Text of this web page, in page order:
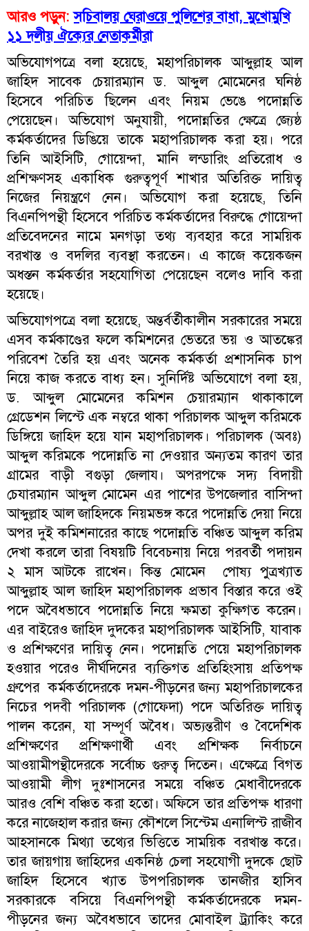
আরও পড়ুন: সচিবালয় ঘেরাওয়ে পুলিশের বাধা, মুখোমুখি
১১ দলীয় ঐক্যের নেতাকর্মীরা
অভিযোগপত্রে বলা হয়েছে, মহাপরিচালক আব্দুল্লাহ আল
জাহিদ সাবেক চেয়ারম্যান ড. আব্দুল মোমেনের ঘনিষ্ঠ
হিসেবে পরিচিত ছিলেন এবং নিয়ম ভেঙে পদোন্নতি
পেয়েছেন। অভিযোগ অনুযায়ী, পদোন্নতির ক্ষেত্রে জ্যেষ্ঠ
কর্মকর্তাদের ডিঙিয়ে তাকে মহাপরিচালক করা হয়। পরে
তিনি আইসিটি, গোয়েন্দা, মানি লন্ডারিং প্রতিরোধ ও
প্রশিক্ষণসহ একাধিক গুরুত্বপূর্ণ শাখার অতিরিক্ত দায়িত্ব
নিজের নিয়ন্ত্রণে নেন। অভিযোগ করা হয়েছে, তিনি
বিএনপিপন্থী হিসেবে পরিচিত কর্মকর্তাদের বিরুদ্ধে গোয়েন্দা
প্রতিবেদনের নামে মনগড়া তথ্য ব্যবহার করে সাময়িক
বরখাস্ত ও বদলির ব্যবস্থা করতেন। এ কাজে কয়েকজন
অধস্তন কর্মকর্তার সহযোগিতা পেয়েছেন বলেও দাবি করা
হয়েছে।
অভিযোগপত্রে বলা হয়েছে, অন্তর্বর্তীকালীন সরকারের সময়ে
এসব কর্মকাণ্ডের ফলে কমিশনের ভেতরে ভয় ও আতঙ্কের
পরিবেশ তৈরি হয় এবং অনেক কর্মকর্তা প্রশাসনিক চাপ
নিয়ে কাজ করতে বাধ্য হন। সুনির্দিষ্ট অভিযোগে বলা হয়,
ড. আব্দুল মোমেনের কমিশন চেয়ারম্যান থাকাকালে
গ্রেডেশন লিস্টে এক নম্বরে থাকা পরিচালক আব্দুল করিমকে
ডিঙ্গিয়ে জাহিদ হয়ে যান মহাপরিচালক। পরিচালক (অবঃ)
আব্দুল করিমকে পদোন্নতি না দেওয়ার অন্যতম কারণ তার
গ্রামের বাড়ী বগুড়া জেলায। অপরপক্ষে সদ্য বিদায়ী
চেযারম্যান আব্দুল মোমেন এর পাশের উপজেলার বাসিন্দা
আব্দুল্লাহ আল জাহিদকে নিয়মভঙ্গ করে পদোন্নতি দেয়া নিয়ে
অপর দুই কমিশনারের কাছে পদোন্নতি বঞ্চিত আব্দুল করিম
দেখা করলে তারা বিষয়টি বিবেচনায় নিয়ে পরবর্তী পদায়ন
২ মাস আটকে রাখেন। কিন্ত মোমেন পোষ্য পুত্রখ্যাত
আব্দুল্লাহ আল জাহিদ মহাপরিচালক প্রভাব বিস্তার করে ওই
পদে অবৈধভাবে পদোন্নতি নিয়ে ক্ষমতা কুক্ষিগত করেন।
এর বাইরেও জাহিদ দুদকের মহাপরিচালক আইসিটি, যাবাক
ও প্রশিক্ষণের দায়িত্ব নেন। পদোন্নতি পেয়ে মহাপরিচালক
হওয়ার পরেও দীর্ঘদিনের ব্যক্তিগত প্রতিহিংসায় প্রতিপক্ষ
গ্রুপের কর্মকর্তাদেরকে দমন-পীড়নের জন্য মহাপরিচালকের
নিচের পদবী পরিচালক (গোফেদা) পদে অতিরিক্ত দায়িত্ব
পালন করেন, যা সম্পূর্ণ অবৈধ। অভ্যন্তরীণ ও বৈদেশিক
প্রশিক্ষণের প্রশিক্ষণার্থী এবং প্রশিক্ষক নির্বাচনে
আওয়ামীপন্থীদেরকে সর্বোচ্চ গুরুত্ব দিতেন। এক্ষেত্রে বিগত
আওয়ামী লীগ দুঃশাসনের সময়ে বঞ্চিত মেধাবীদেরকে
আরও বেশি বঞ্চিত করা হতো। অফিসে তার প্রতিপক্ষ ধারণা
করে নাজেহাল করার জন্য কৌশলে সিস্টেম এনালিস্ট রাজীব
আহসানকে মিথ্যা তথ্যের ভিত্তিতে সাময়িক বরখাস্ত করে।
তার জায়গায় জাহিদের একনিষ্ঠ চেলা সহযোগী দুদকে ছোট
জাহিদ হিসেবে খ্যাত উপপরিচালক তানজীর হাসিব
সরকারকে বসিয়ে বিএনপিপন্থী কর্মকর্তাদেরকে দমন-
পীড়নের জন্য অবৈধভাবে তাদের মোবাইল ট্র্যাকিং করে